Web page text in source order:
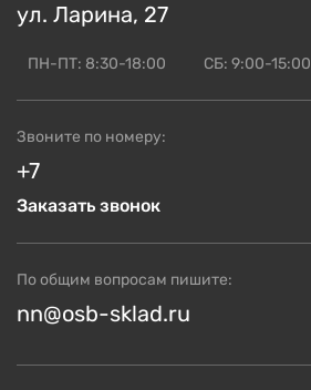
Звоните по номеру:
+7
Заказать звонок
По общим вопросам пишите:
nn@osb-sklad.ru
ул. Ларина, 27
ПН-ПТ: 8:30-18:00 СБ: 9:00-15:00
Скидки и акции
Доставка и оплата
Блог по OSB
ОСБ оптом
Контакты